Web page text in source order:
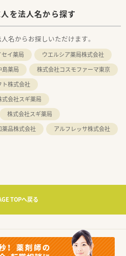
を法人名から探す
名からお探しいただけます。
イ薬局
ウエルシア薬局株式会社
島薬局
株式会社コスモファーマ東京
ト株式会社
式会社スギ薬局
株式会社スギ薬局
薬品株式会社
アルフレッサ株式会社
TOPへ戻る